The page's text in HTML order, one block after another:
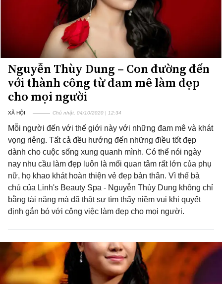
Nguyễn Thùy Dung – Con đường đến
với thành công từ đam mê làm đẹp
cho mọi người
XÃ HỘI Chủ nhật, 04/10/2020 | 12:34
Mỗi người đến với thế giới này với những đam mê và khát
vọng riêng. Tất cả đều hướng đến những điều tốt đẹp
dành cho cuộc sống xung quanh mình. Có thể nói ngày
nay nhu cầu làm đẹp luôn là mối quan tâm rất lớn của phụ
nữ, họ khao khát hoàn thiện vẻ đẹp bản thân. Vì thế bà
chủ của Linh's Beauty Spa - Nguyễn Thùy Dung không chỉ
bằng tài năng mà đã thật sự tìm thấy niềm vui khi quyết
định gắn bó với công việc làm đẹp cho mọi người.